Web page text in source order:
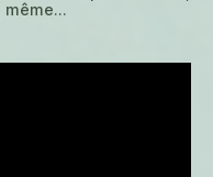
même…